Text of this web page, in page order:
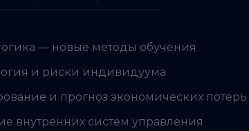
— новые методы обучения
и риски индивидуума
и прогноз экономических потерь
внутренних систем управления